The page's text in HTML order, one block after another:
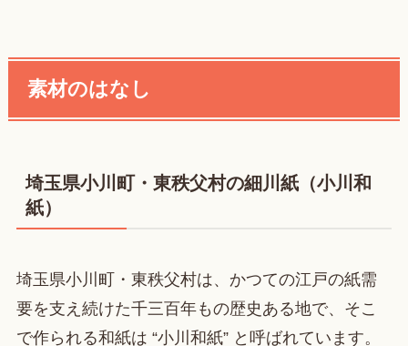
素材のはなし
埼玉県小川町・東秩父村の細川紙（小川和
紙）
埼玉県小川町・東秩父村は、かつての江戸の紙需
要を支え続けた千三百年もの歴史ある地で、そこ
で作られる和紙は “小川和紙” と呼ばれています。